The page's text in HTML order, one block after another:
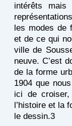
intérêts mais
les modes de
et de ce qui
ville de
neuve. C’est
de la forme
1904 que
ici de
l’histoire et la
le dessin.3